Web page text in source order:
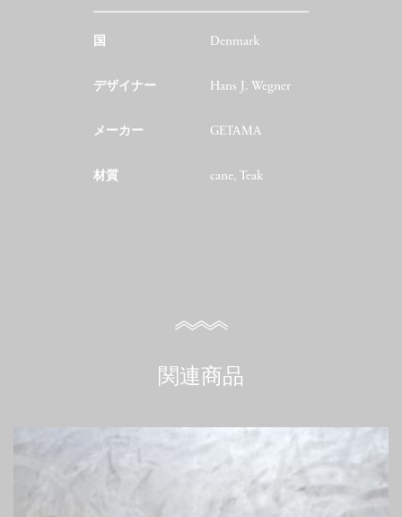
国 Denmark
デザイナー Hans J. Wegner
メーカー GETAMA
材質 cane, Teak
関連商品